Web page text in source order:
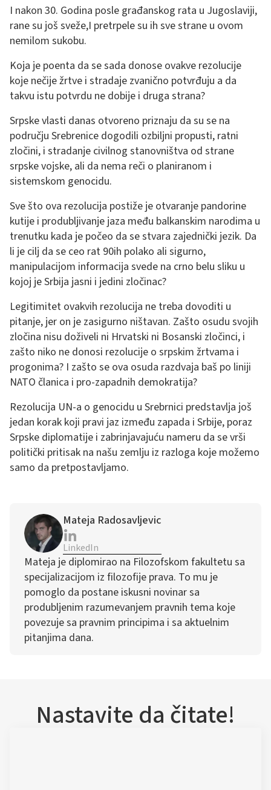
I nakon 30. Godina posle građanskog rata u Jugoslaviji,
rane su još sveže,I pretrpele su ih sve strane u ovom
nemilom sukobu.
Koja je poenta da se sada donose ovakve rezolucije
koje nečije žrtve i stradaje zvanično potvrđuju a da
takvu istu potvrdu ne dobije i druga strana?
Srpske vlasti danas otvoreno priznaju da su se na
području Srebrenice dogodili ozbiljni propusti, ratni
zločini, i stradanje civilnog stanovništva od strane
srpske vojske, ali da nema reči o planiranom i
sistemskom genocidu.
Sve što ova rezolucija postiže je otvaranje pandorine
kutije i produbljivanje jaza među balkanskim narodima u
trenutku kada je počeo da se stvara zajednički jezik. Da
li je cilj da se ceo rat 90ih polako ali sigurno,
manipulacijom informacija svede na crno belu sliku u
kojoj je Srbija jasni i jedini zločinac?
Legitimitet ovakvih rezolucija ne treba dovoditi u
pitanje, jer on je zasigurno ništavan. Zašto osudu svojih
zločina nisu doživeli ni Hrvatski ni Bosanski zločinci, i
zašto niko ne donosi rezolucije o srpskim žrtvama i
progonima? I zašto se ova osuda razdvaja baš po liniji
NATO članica i pro-zapadnih demokratija?
Rezolucija UN-a o genocidu u Srebrnici predstavlja još
jedan korak koji pravi jaz između zapada i Srbije, poraz
Srpske diplomatije i zabrinjavajuću nameru da se vrši
politički pritisak na našu zemlju iz razloga koje možemo
samo da pretpostavljamo.
Mateja Radosavljevic
LinkedIn
Mateja je diplomirao na Filozofskom fakultetu sa
specijalizacijom iz filozofije prava. To mu je
pomoglo da postane iskusni novinar sa
produbljenim razumevanjem pravnih tema koje
povezuje sa pravnim principima i sa aktuelnim
pitanjima dana.
Nastavite da čitate!